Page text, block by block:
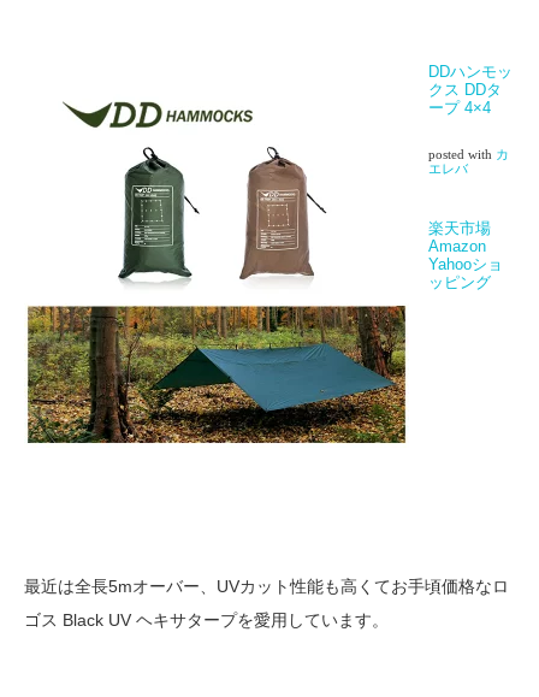
DDハンモッ
クス DDタ
ープ 4×4
posted with カ
エレバ
楽天市場
Amazon
Yahooショ
ッピング
最近は全長5mオーバー、UVカット性能も高くてお手頃価格なロ
ゴス Black UV ヘキサタープを愛用しています。